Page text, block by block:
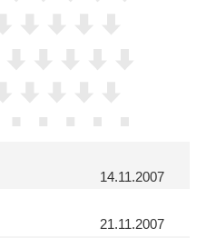
14.11.2007
21.11.2007